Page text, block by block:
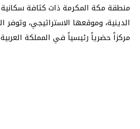
منطقة مكة المكرمة ذات كثافة سكانية
الدينية، وموقعها الاستراتيجي، وتوفر
مركزاً حضرياً رئيسياً في المملكة